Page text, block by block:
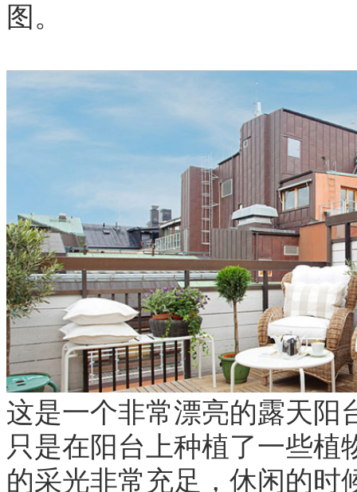
图。
这是一个非常漂亮的露天阳
只是在阳台上种植了一些植
的采光非常充足，休闲的时